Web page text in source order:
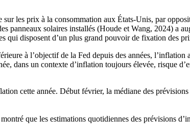
les prix à la consommation aux États-Unis, par
panneaux solaires installés (Houde et Wang, 2024) a
qui disposent d’un plus grand pouvoir de fixation des
à l’objectif de la Fed depuis des années,
dans un contexte d’inflation toujours élevée, risque
cette année. Début février, la médiane des
que les estimations quotidiennes des prévisions